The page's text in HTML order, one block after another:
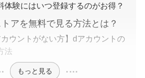
験にはいつ登録するのがお得？
アを無料で見る方法とは？
カウントがない方】dアカウントの
法
もっと見る